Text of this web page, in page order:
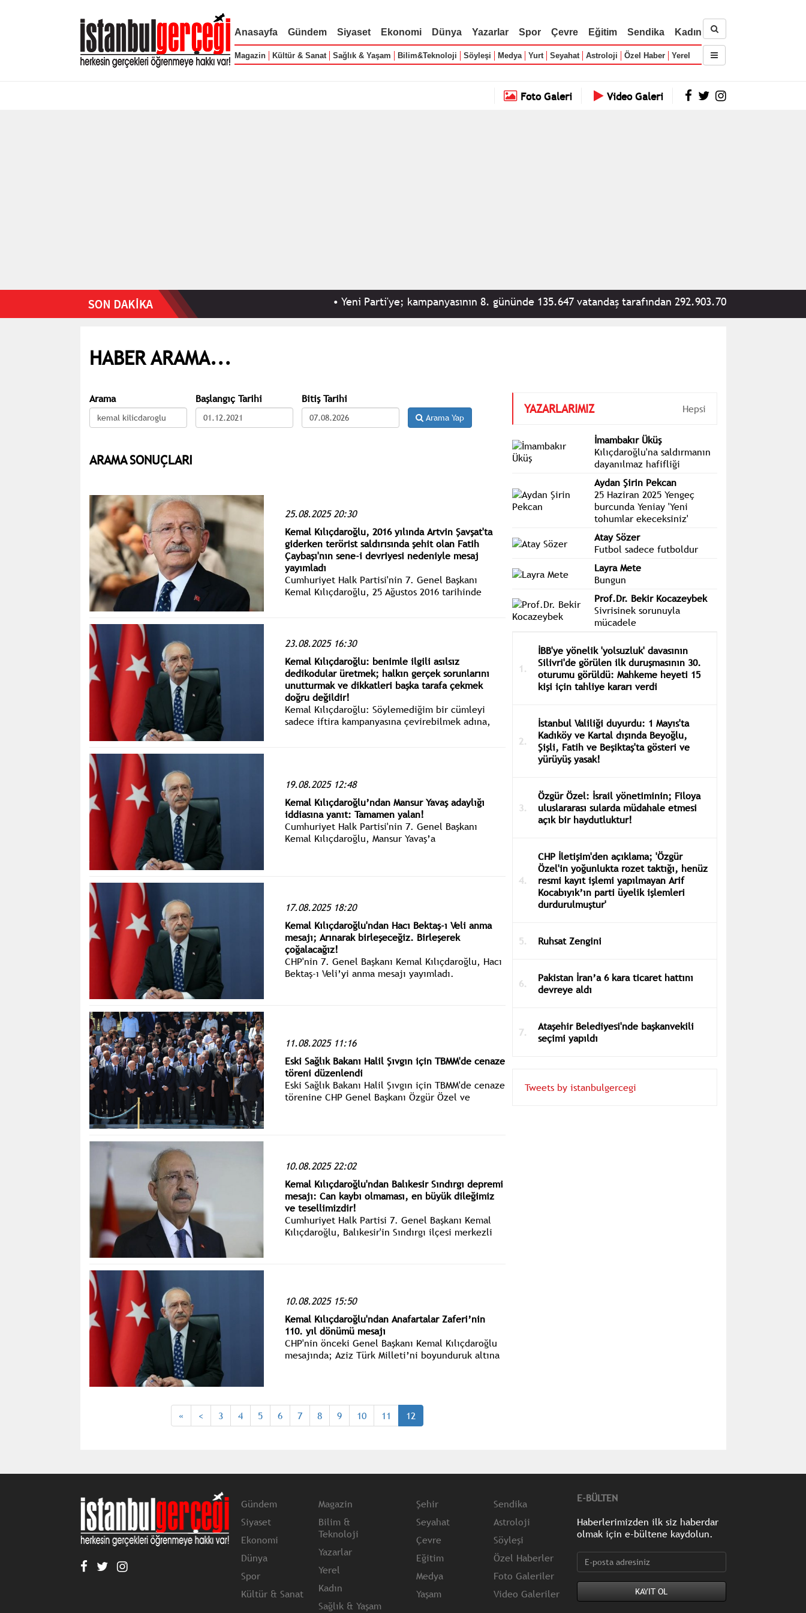
Anasayfa Gündem Siyaset Ekonomi Dünya Yazarlar Spor Çevre Eğitim Sendika Kadın
Magazin Kültür & Sanat Sağlık & Yaşam Bilim&Teknoloji Söyleşi Medya Yurt Seyahat Astroloji Özel Haber Yerel
Foto Galeri Video Galeri
Yeni Parti'ye; kampanyasının 8. gününde 135.647 vatandaş tarafından 292.903.700 TL bağış yapıldı
HABER ARAMA...
Arama Başlangıç Tarihi Bitiş Tarihi
Arama Yap
ARAMA SONUÇLARI
25.08.2025 20:30
Kemal Kılıçdaroğlu, 2016 yılında Artvin Şavşat'ta
giderken terörist saldırısında şehit olan Fatih
Çaybaşı'nın sene-i devriyesi nedeniyle mesaj
yayımladı
Cumhuriyet Halk Partisi'nin 7. Genel Başkanı
Kemal Kılıçdaroğlu, 25 Ağustos 2016 tarihinde
mesaj yayımladı.
23.08.2025 16:30
Kemal Kılıçdaroğlu: benimle ilgili asılsız
dedikodular üretmek; halkın gerçek sorunlarını
unutturmak ve dikkatleri başka tarafa çekmek
doğru değildir!
Kemal Kılıçdaroğlu: Söylemediğim bir cümleyi
sadece iftira kampanyasına çevirebilmek adına,
19.08.2025 12:48
Kemal Kılıçdaroğlu’ndan Mansur Yavaş adaylığı
iddiasına yanıt: Tamamen yalan!
Cumhuriyet Halk Partisi'nin 7. Genel Başkanı
Kemal Kılıçdaroğlu, Mansur Yavaş’a
17.08.2025 18:20
Kemal Kılıçdaroğlu'ndan Hacı Bektaş-ı Veli anma
mesajı; Arınarak birleşeceğiz. Birleşerek
çoğalacağız!
CHP'nin 7. Genel Başkanı Kemal Kılıçdaroğlu, Hacı
Bektaş-ı Veli’yi anma mesajı yayımladı.
11.08.2025 11:16
Eski Sağlık Bakanı Halil Şıvgın için TBMM'de cenaze
töreni düzenlendi
Eski Sağlık Bakanı Halil Şıvgın için TBMM'de cenaze
törenine CHP Genel Başkanı Özgür Özel ve
10.08.2025 22:02
Kemal Kılıçdaroğlu'ndan Balıkesir Sındırgı depremi
mesajı: Can kaybı olmaması, en büyük dileğimiz
ve tesellimizdir!
Cumhuriyet Halk Partisi 7. Genel Başkanı Kemal
Kılıçdaroğlu, Balıkesir'in Sındırgı ilçesi merkezli
10.08.2025 15:50
Kemal Kılıçdaroğlu'ndan Anafartalar Zaferi’nin
110. yıl dönümü mesajı
CHP'nin önceki Genel Başkanı Kemal Kılıçdaroğlu
mesajında; Aziz Türk Milleti’ni boyunduruk altına
« < 3 4 5 6 7 8 9 10 11 12
YAZARLARIMIZ Hepsi
İmambakır Üküş
Kılıçdaroğlu'na saldırmanın
dayanılmaz hafifliği
Aydan Şirin Pekcan
25 Haziran 2025 Yengeç
burcunda Yeniay 'Yeni
tohumlar ekeceksiniz'
Atay Sözer
Futbol sadece futboldur
Layra Mete
Bungun
Prof.Dr. Bekir Kocazeybek
Sivrisinek sorunuyla
mücadele
İBB'ye yönelik 'yolsuzluk' davasının
Silivri'de görülen ilk duruşmasının 30.
oturumu görüldü: Mahkeme heyeti 15
kişi için tahliye kararı verdi
İstanbul Valiliği duyurdu: 1 Mayıs'ta
Kadıköy ve Kartal dışında Beyoğlu,
Şişli, Fatih ve Beşiktaş'ta gösteri ve
yürüyüş yasak!
Özgür Özel: İsrail yönetiminin; Filoya
uluslararası sularda müdahale etmesi
açık bir haydutluktur!
CHP İletişim'den açıklama; 'Özgür
Özel'in yoğunlukta rozet taktığı, henüz
resmi kayıt işlemi yapılmayan Arif
Kocabıyık’ın parti üyelik işlemleri
durdurulmuştur'
Ruhsat Zengini
Pakistan İran’a 6 kara ticaret hattını
devreye aldı
Ataşehir Belediyesi'nde başkanvekili
seçimi yapıldı
Tweets by istanbulgercegi
Gündem
Siyaset
Ekonomi
Dünya
Spor
Kültür & Sanat
Magazin
Bilim &
Teknoloji
Yazarlar
Yerel
Kadın
Sağlık & Yaşam
Şehir
Seyahat
Çevre
Eğitim
Medya
Yaşam
Sendika
Astroloji
Söyleşi
Özel Haberler
Foto Galeriler
Video Galeriler
E-BÜLTEN
Haberlerimizden ilk siz haberdar
olmak için e-bültene kaydolun.